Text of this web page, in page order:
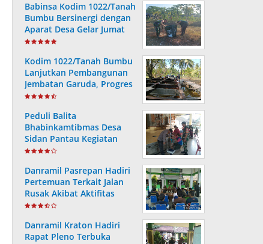
Babinsa Kodim 1022/Tanah
Bumbu Bersinergi dengan
Aparat Desa Gelar Jumat
Bersih
Kodim 1022/Tanah Bumbu
Lanjutkan Pembangunan
Jembatan Garuda, Progres
Capai 36,80 Persen
Peduli Balita
Bhabinkamtibmas Desa
Sidan Pantau Kegiatan
Posyandu
Danramil Pasrepan Hadiri
Pertemuan Terkait Jalan
Rusak Akibat Aktifitas
Armada Truck
Danramil Kraton Hadiri
Rapat Pleno Terbuka